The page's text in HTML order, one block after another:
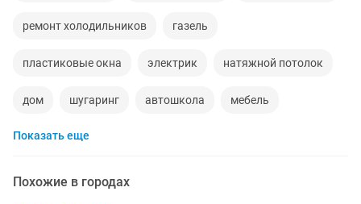
ремонт холодильников газель
пластиковые окна электрик натяжной потолок
дом шугаринг автошкола мебель
сантехник
Показать еще
Похожие в городах